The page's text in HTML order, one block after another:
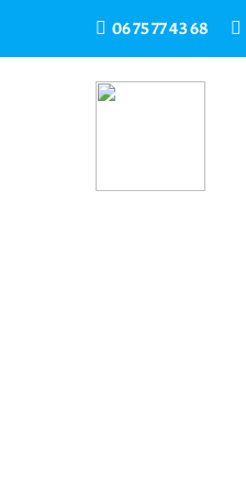
06 75 77 43 68